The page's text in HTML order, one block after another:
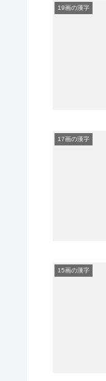
19画の漢字
17画の漢字
15画の漢字